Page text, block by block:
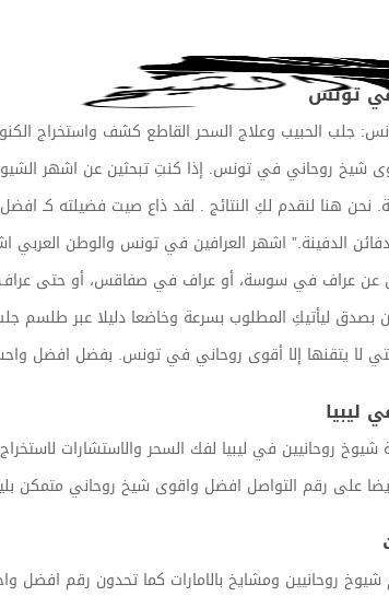
تونس
جلب الحبيب وعلاج السحر القاطع كشف واستخراج
شيخ روحاني في تونس. إذا كنتِ تبحثين عن اشهر
نحن هنا لنقدم لكِ النتائج . لقد ذاع صيت فضيلته
الدفينة.” اشهر العرافين في تونس والوطن
عن عراف في سوسة، أو عراف في صفاقس، أو حتى عراف
ليأتيكِ المطلوب بسرعة وخاضعا دليلا عبر طلسم
لا يتقنها إلا أقوى روحاني في تونس. بفضل افضل
ليبيا
شيوخ روحانيين في ليبيا لفك السحر والاستشارات
على رقم التواصل افضل واقوى شيخ روحاني متمكن
شيوخ روحانيين ومشايخ بالامارات كما تحدون رقم افضل